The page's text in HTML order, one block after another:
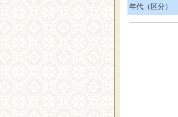
年代（区分）